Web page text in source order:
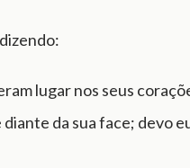
lugar nos seus
da sua face; devo